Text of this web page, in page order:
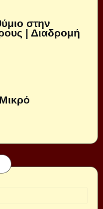
στην
| Διαδρομή